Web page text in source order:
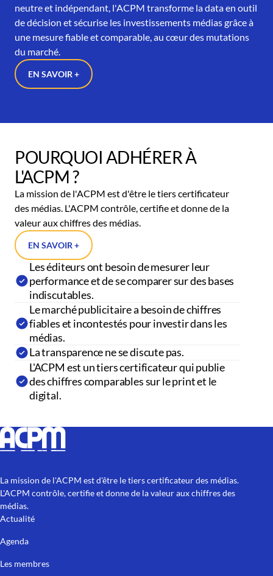
neutre et indépendant, l'ACPM transforme la data en outil
de décision et sécurise les investissements médias grâce à
une mesure fiable et comparable, au cœur des mutations
du marché.
EN SAVOIR +
POURQUOI ADHÉRER À
L'ACPM ?
La mission de l'ACPM est d'être le tiers certificateur
des médias. L'ACPM contrôle, certifie et donne de la
valeur aux chiffres des médias.
EN SAVOIR +
Les éditeurs ont besoin de mesurer leur
performance et de se comparer sur des bases
indiscutables.
Le marché publicitaire a besoin de chiffres
fiables et incontestés pour investir dans les
médias.
La transparence ne se discute pas.
L'ACPM est un tiers certificateur qui publie
des chiffres comparables sur le print et le
digital.
La mission de l'ACPM est d'être le tiers certificateur des médias.
L'ACPM contrôle, certifie et donne de la valeur aux chiffres des
médias.
Actualité
Agenda
Les membres